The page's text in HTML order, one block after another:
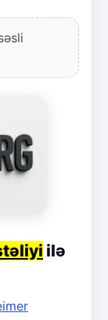
ilə